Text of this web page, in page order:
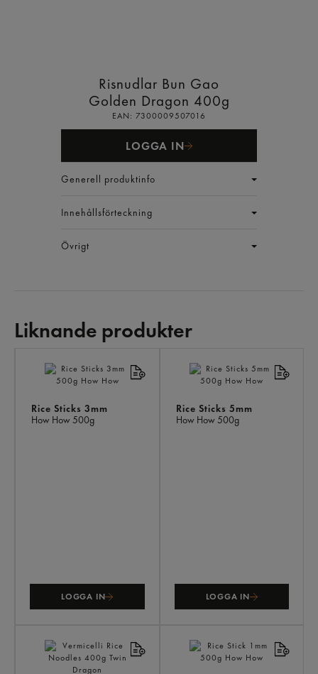
Risnudlar Bun Gao
Golden Dragon 400g
EAN: 7300009507016
LOGGA IN
Generell produktinfo
Innehållsförteckning
Övrigt
Liknande produkter
Rice Sticks 3mm
How How 500g
LOGGA IN
Rice Sticks 5mm
How How 500g
LOGGA IN